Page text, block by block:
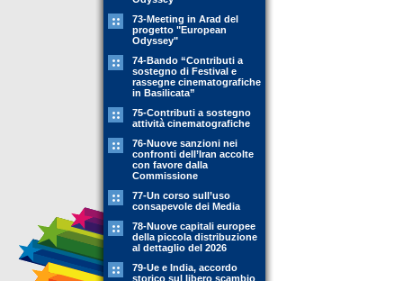
73-Meeting in Arad del
progetto "European
Odyssey"
74-Bando “Contributi a
sostegno di Festival e
rassegne cinematografiche
in Basilicata”
75-Contributi a sostegno
attività cinematografiche
76-Nuove sanzioni nei
confronti dell’Iran accolte
con favore dalla
Commissione
77-Un corso sull’uso
consapevole dei Media
78-Nuove capitali europee
della piccola distribuzione
al dettaglio del 2026
79-Ue e India, accordo
storico sul libero scambio